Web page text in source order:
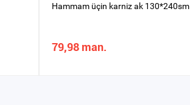
Hammam üçin karniz ak 130*240sm
79,98 man.